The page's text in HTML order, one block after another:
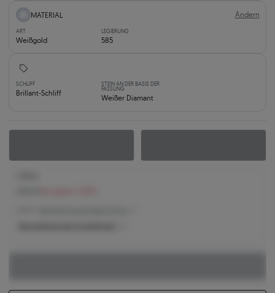
MATERIAL Ändern
ART
Weißgold
LEGIERUNG
585
SCHLIFF
Brillant-Schliff
STEIN AN DER BASIS DER
FASSUNG
Weißer Diamant